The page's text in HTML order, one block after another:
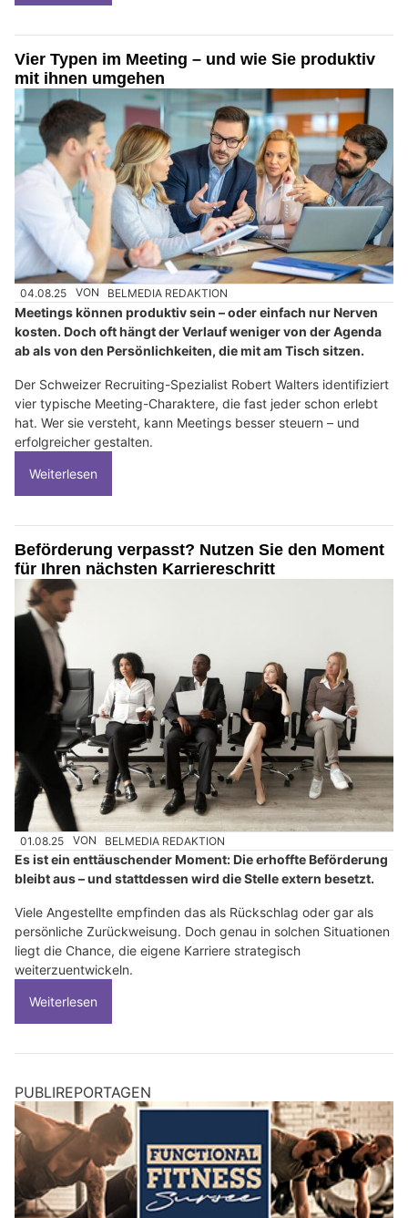
Vier Typen im Meeting – und wie Sie produktiv
mit ihnen umgehen
04.08.25 VON BELMEDIA REDAKTION
Meetings können produktiv sein – oder einfach nur Nerven
kosten. Doch oft hängt der Verlauf weniger von der Agenda
ab als von den Persönlichkeiten, die mit am Tisch sitzen.
Der Schweizer Recruiting-Spezialist Robert Walters identifiziert
vier typische Meeting-Charaktere, die fast jeder schon erlebt
hat. Wer sie versteht, kann Meetings besser steuern – und
erfolgreicher gestalten.
Weiterlesen
Beförderung verpasst? Nutzen Sie den Moment
für Ihren nächsten Karriereschritt
01.08.25 VON BELMEDIA REDAKTION
Es ist ein enttäuschender Moment: Die erhoffte Beförderung
bleibt aus – und stattdessen wird die Stelle extern besetzt.
Viele Angestellte empfinden das als Rückschlag oder gar als
persönliche Zurückweisung. Doch genau in solchen Situationen
liegt die Chance, die eigene Karriere strategisch
weiterzuentwickeln.
Weiterlesen
PUBLIREPORTAGEN